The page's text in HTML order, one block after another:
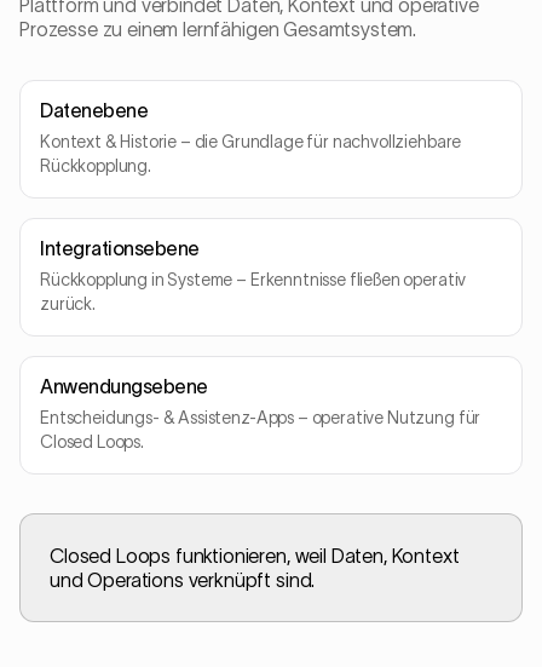
Plattform und verbindet Daten, Kontext und operative
Prozesse zu einem lernfähigen Gesamtsystem.
Datenebene
Kontext & Historie – die Grundlage für nachvollziehbare
Rückkopplung.
Integrationsebene
Rückkopplung in Systeme – Erkenntnisse fließen operativ
zurück.
Anwendungsebene
Entscheidungs- & Assistenz-Apps – operative Nutzung für
Closed Loops.
Closed Loops funktionieren, weil Daten, Kontext
und Operations verknüpft sind.